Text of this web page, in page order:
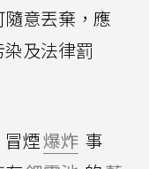
意丟棄，應
及法律罰
冒煙爆炸 事